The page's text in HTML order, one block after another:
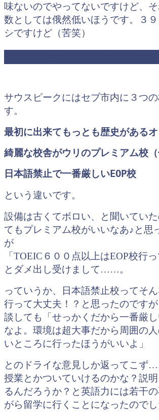
味ないのでやってないですけど、
数としては俄然低いほうです。３
シですけど（苦笑）
サウスピークにはセブ市内に３つ
す。
最初に出来てもっとも歴史があるオ
綺麗な校舎がウリのプレミアム校（
日本語禁止で一番厳しいEOP校
という違いです。
設備は古くてボロい、と聞いてい
てもプレミアム校がいいなあ♪と思
が
「TOEIC６００点以上はEOP校行っ
とダメ出し受けまして……。
っていうか、日本語禁止校ってそ
行って大丈夫！？と思ったのです
談しても「せっかくだから一番厳
なよ。環境は超大事だから周囲の
いところに行ったほうがいいよ」
とのドライな意見しか返ってこず
授業とかついていけるのかな？説
るんだろうか？と英語力には若干
がら留学に行くことになったのでし